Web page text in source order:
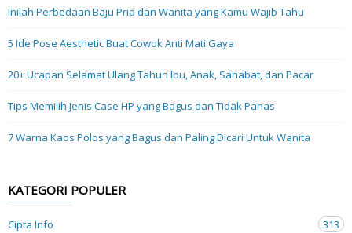
Inilah Perbedaan Baju Pria dan Wanita yang Kamu Wajib Tahu
5 Ide Pose Aesthetic Buat Cowok Anti Mati Gaya
20+ Ucapan Selamat Ulang Tahun Ibu, Anak, Sahabat, dan Pacar
Tips Memilih Jenis Case HP yang Bagus dan Tidak Panas
7 Warna Kaos Polos yang Bagus dan Paling Dicari Untuk Wanita
KATEGORI POPULER
Cipta Info
313